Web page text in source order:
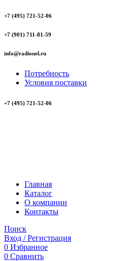
+7 (495) 721-52-06
+7 (901) 711-81-59
info@radionel.ru
Потребность
Условия поставки
+7 (495) 721-52-06
Главная
Каталог
О компании
Контакты
Поиск
Вход / Регистрация
0 Избранное
0 Сравнить